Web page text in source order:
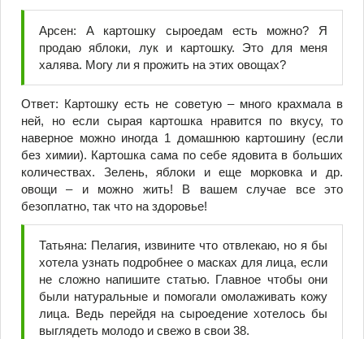
Арсен: А картошку сыроедам есть можно? Я
продаю яблоки, лук и картошку. Это для меня
халява. Могу ли я прожить на этих овощах?
Ответ: Картошку есть не советую – много крахмала в
ней, но если сырая картошка нравится по вкусу, то
наверное можно иногда 1 домашнюю картошину (если
без химии). Картошка сама по себе ядовита в больших
количествах. Зелень, яблоки и еще морковка и др.
овощи – и можно жить! В вашем случае все это
безоплатно, так что на здоровье!
Татьяна: Пелагия, извините что отвлекаю, но я бы
хотела узнать подробнее о масках для лица, если
не сложно напишите статью. Главное чтобы они
были натуральные и помогали омолаживать кожу
лица. Ведь перейдя на сыроедение хотелось бы
выглядеть молодо и свежо в свои 38.